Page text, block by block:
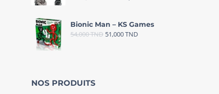
Bionic Man – KS Games
54,000TND 51,000TND
NOS PRODUITS